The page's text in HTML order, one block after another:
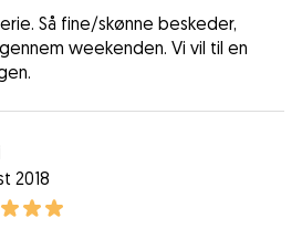
Så fine/skønne beskeder,
weekenden. Vi vil til en
2018